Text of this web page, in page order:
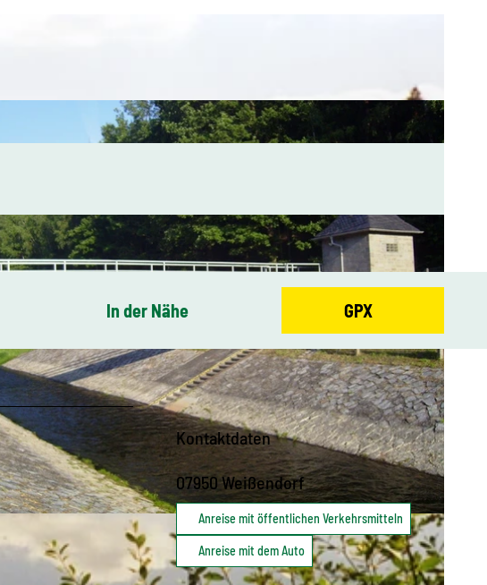
In der Nähe GPX
Kontaktdaten
07950Weißendorf
Anreise mit öffentlichen Verkehrsmitteln
Anreise mit dem Auto